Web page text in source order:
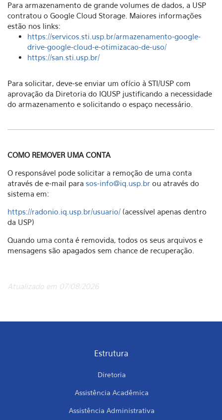
Para armazenamento de grande volumes de dados, a USP
contratou o Google Cloud Storage. Maiores informações
estão nos links:
https://servicos.sti.usp.br/armazenamento-google-
drive-google-cloud-e-otimizacao-de-uso/
https://san.sti.usp.br/
Para solicitar, deve-se enviar um ofício à STI/USP com
aprovação da Diretoria do IQUSP justificando a necessidade
do armazenamento e solicitando o espaço necessário.
COMO REMOVER UMA CONTA
O responsável pode solicitar a remoção de uma conta
através de e-mail para sos-info@iq.usp.br ou através do
sistema em:
https://radonio.iq.usp.br/usuario/ (acessível apenas dentro
da USP)
Quando uma conta é removida, todos os seus arquivos e
mensagens são apagados sem chance de recuperação.
Atualizado em 07/08/2026
Estrutura
Diretoria
Assistência Acadêmica
Assistência Administrativa